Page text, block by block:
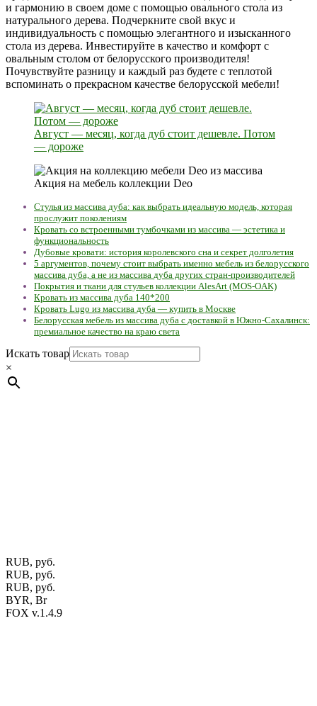
и гармонию в своем доме с помощью овального стола из
натурального дерева. Подчеркните свой вкус и
индивидуальность с помощью элегантного и изысканного
стола из дерева. Инвестируйте в качество и комфорт с
овальным столом от белорусского производителя!
Почувствуйте разницу и каждый раз будете с теплотой
вспоминать о прекрасном качестве белорусской мебели!
Август — месяц, когда дуб стоит дешевле. Потом
— дороже
Акция на мебель коллекции Deo
Стулья из массива дуба: как выбрать идеальную модель, которая
прослужит поколениям
Кровать со встроенными тумбочками из массива — эстетика и
функциональность
Дубовые кровати: история королевского сна и секрет долголетия
5 аргументов, почему стоит выбрать именно мебель из белорусского
массива дуба, а не из массива дуба других стран-производителей
Покрытия и ткани для стульев коллекции AlesArt (MOS-OAK)
Кровать из массива дуба 140*200
Кровать Lugo из массива дуба — купить в Москве
Белорусская мебель из массива дуба с доставкой в Южно-Сахалинск:
премиальное качество на краю света
Искать товар
×
RUB, руб.
RUB, руб.
RUB, руб.
BYR, Br
FOX v.1.4.9